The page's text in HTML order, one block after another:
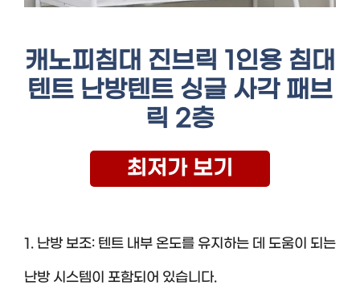
캐노피침대 진브릭 1인용 침대
텐트 난방텐트 싱글 사각 패브
릭 2층
최저가 보기
1. 난방 보조: 텐트 내부 온도를 유지하는 데 도움이 되는
난방 시스템이 포함되어 있습니다.